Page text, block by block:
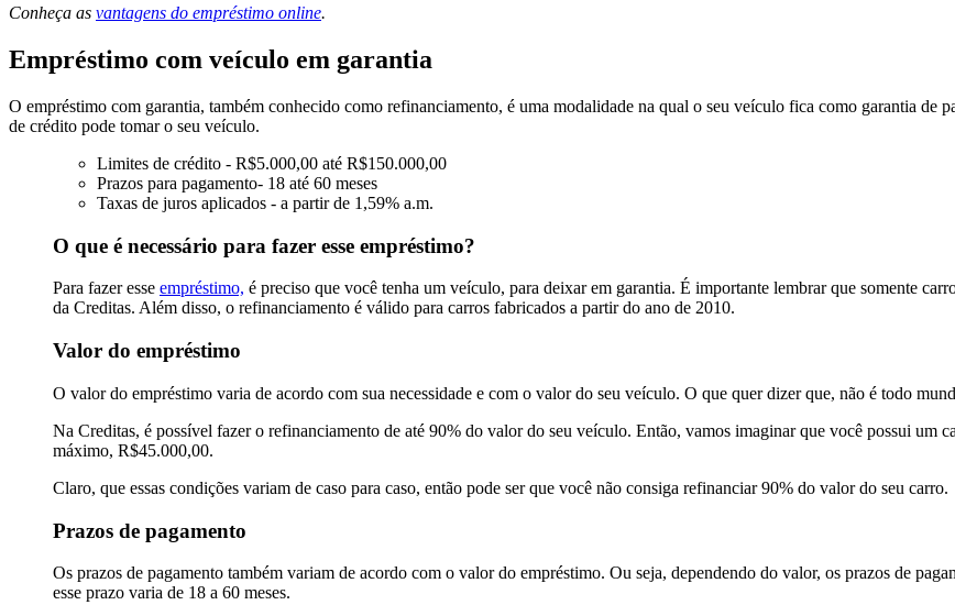
Conheça as vantagens do empréstimo online.
Empréstimo com veículo em garantia
O empréstimo com garantia, também conhecido como refinanciamento, é uma modalidade na qual o seu veículo fica como garantia de
de crédito pode tomar o seu veículo.
Limites de crédito - R$5.000,00 até R$150.000,00
Prazos para pagamento- 18 até 60 meses
Taxas de juros aplicados - a partir de 1,59% a.m.
O que é necessário para fazer esse empréstimo?
Para fazer esse empréstimo, é preciso que você tenha um veículo, para deixar em garantia. É importante lembrar que somente
da Creditas. Além disso, o refinanciamento é válido para carros fabricados a partir do ano de 2010.
Valor do empréstimo
O valor do empréstimo varia de acordo com sua necessidade e com o valor do seu veículo. O que quer dizer que, não é todo
Na Creditas, é possível fazer o refinanciamento de até 90% do valor do seu veículo. Então, vamos imaginar que você possui um
máximo, R$45.000,00.
Claro, que essas condições variam de caso para caso, então pode ser que você não consiga refinanciar 90% do valor do seu carro.
Prazos de pagamento
Os prazos de pagamento também variam de acordo com o valor do empréstimo. Ou seja, dependendo do valor, os prazos de
esse prazo varia de 18 a 60 meses.